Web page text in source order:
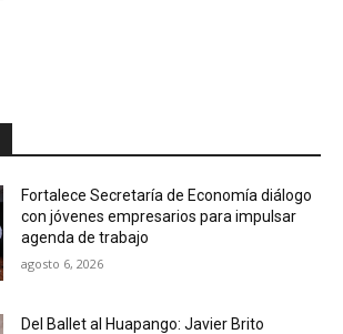
Fortalece Secretaría de Economía diálogo
con jóvenes empresarios para impulsar
agenda de trabajo
agosto 6, 2026
Del Ballet al Huapango: Javier Brito